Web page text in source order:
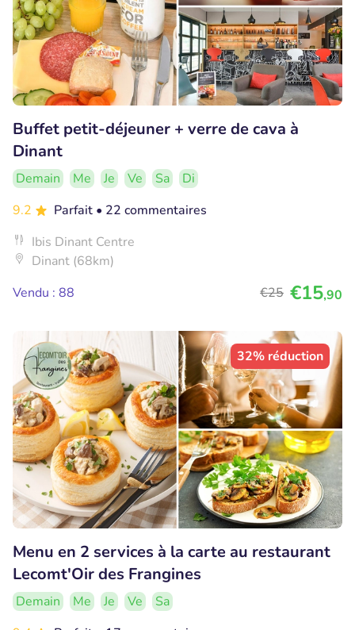
Buffet petit-déjeuner + verre de cava à
Dinant
Demain Me Je Ve Sa
Di
9.2
Parfait • 22 commentaires
Ibis Dinant Centre
Dinant (68km)
Vendu : 88
€25 €15,90
32% réduction
Menu en 2 services à la carte au restaurant
Lecomt'Oir des Frangines
Demain Me Je Ve
Sa